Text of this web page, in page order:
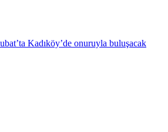
Kadıköy’de onuruyla buluşacak